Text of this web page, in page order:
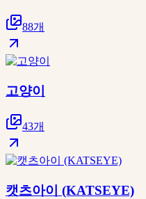
88개
고양이
43개
캣츠아이 (KATSEYE)